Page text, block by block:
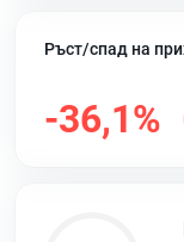
Ръст/спад на
-36,1%